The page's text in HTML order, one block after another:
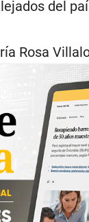
del
Rosa